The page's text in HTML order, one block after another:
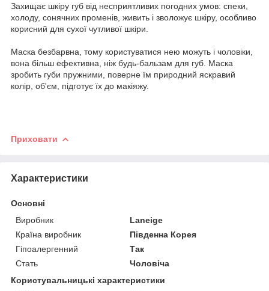
Захищає шкіру губ від несприятливих погодних умов: спеки,
холоду, сонячних променів, живить і зволожує шкіру, особливо
корисний для сухої чутливої шкіри.
Маска безбарвна, тому користуватися нею можуть і чоловіки,
вона більш ефективна, ніж будь-бальзам для губ. Маска
зробить губи пружними, поверне їм природний яскравий
колір, об'єм, підготує їх до макіяжу.
Приховати
Характеристики
Основні
Виробник
Laneige
Країна виробник
Південна Корея
Гіпоалергенний
Так
Стать
Чоловіча
Користувальницькі характеристики